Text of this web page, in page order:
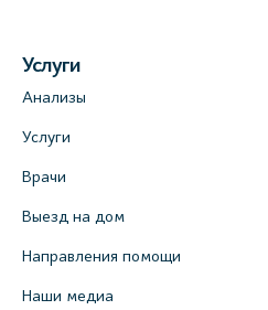
Медицинский центр
+7 (812) 660-73-69
(официальный
шоссе, 54, к.3
Услуги
Анализы
Услуги
Врачи
Выезд на дом
Направления помощи
Наши медиа